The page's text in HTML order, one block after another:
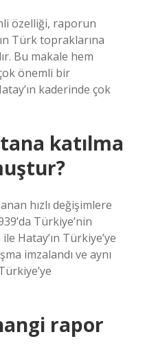
özelliği, raporun
Türk topraklarına
Bu makale hem
önemli bir
kaderinde çok
katılma
hızlı değişimlere
Türkiye’nin
Hatay’ın Türkiye’ye
imzalandı ve aynı
rapor